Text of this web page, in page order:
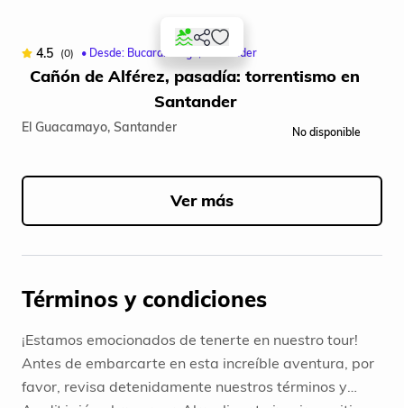
4.5 (0) • Desde: Bucaramanga, Santander
Cañón de Alférez, pasadía: torrentismo en
Santander
El Guacamayo, Santander No disponible
1
5
Ver más
Términos y condiciones
¡Estamos emocionados de tenerte en nuestro tour!
Antes de embarcarte en esta increíble aventura, por
favor, revisa detenidamente nuestros términos y